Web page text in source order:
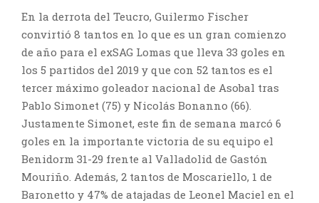
En la derrota del Teucro, Guilermo Fischer
convirtió 8 tantos en lo que es un gran comienzo
de año para el exSAG Lomas que lleva 33 goles en
los 5 partidos del 2019 y que con 52 tantos es el
tercer máximo goleador nacional de Asobal tras
Pablo Simonet (75) y Nicolás Bonanno (66).
Justamente Simonet, este fin de semana marcó 6
goles en la importante victoria de su equipo el
Benidorm 31-29 frente al Valladolid de Gastón
Mouriño. Además, 2 tantos de Moscariello, 1 de
Baronetto y 47% de atajadas de Leonel Maciel en el